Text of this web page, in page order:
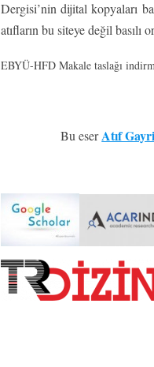
Dergisi’nin dijital kopyaları
atıfların bu siteye değil basılı
EBYÜ-HFD Makale taslağı
Bu eserAtıf